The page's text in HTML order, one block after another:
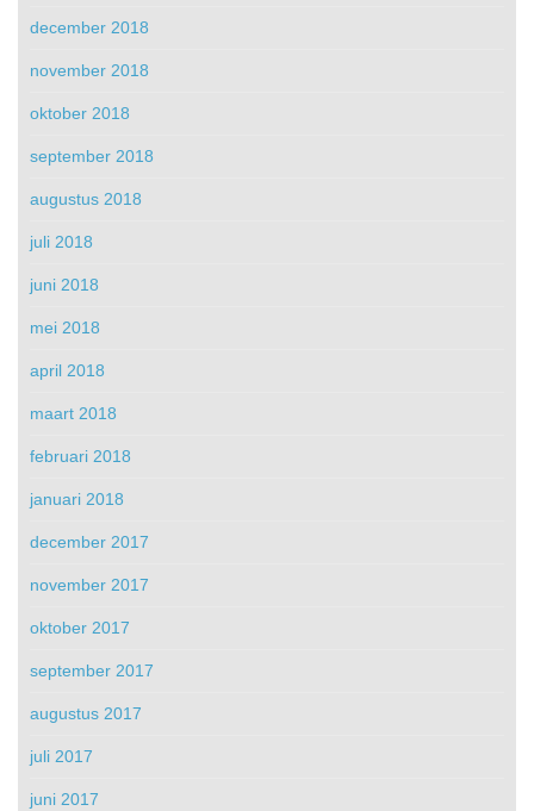
december 2018
november 2018
oktober 2018
september 2018
augustus 2018
juli 2018
juni 2018
mei 2018
april 2018
maart 2018
februari 2018
januari 2018
december 2017
november 2017
oktober 2017
september 2017
augustus 2017
juli 2017
juni 2017